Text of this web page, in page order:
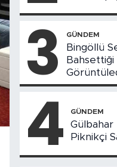
3 GÜNDEM
Bingöllü
Bahsettiği
4 GÜNDEM
Gülbahar
Piknikçi